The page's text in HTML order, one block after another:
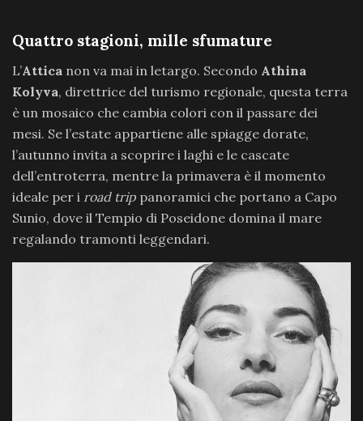
Quattro stagioni, mille sfumature
L’Attica non va mai in letargo. Secondo Athina
Kolyva, direttrice del turismo regionale, questa terra
è un mosaico che cambia colori con il passare dei
mesi. Se l’estate appartiene alle spiagge dorate,
l’autunno invita a scoprire i laghi e le cascate
dell’entroterra, mentre la primavera è il momento
ideale per i road trip panoramici che portano a Capo
Sunio, dove il Tempio di Poseidone domina il mare
regalando tramonti leggendari.